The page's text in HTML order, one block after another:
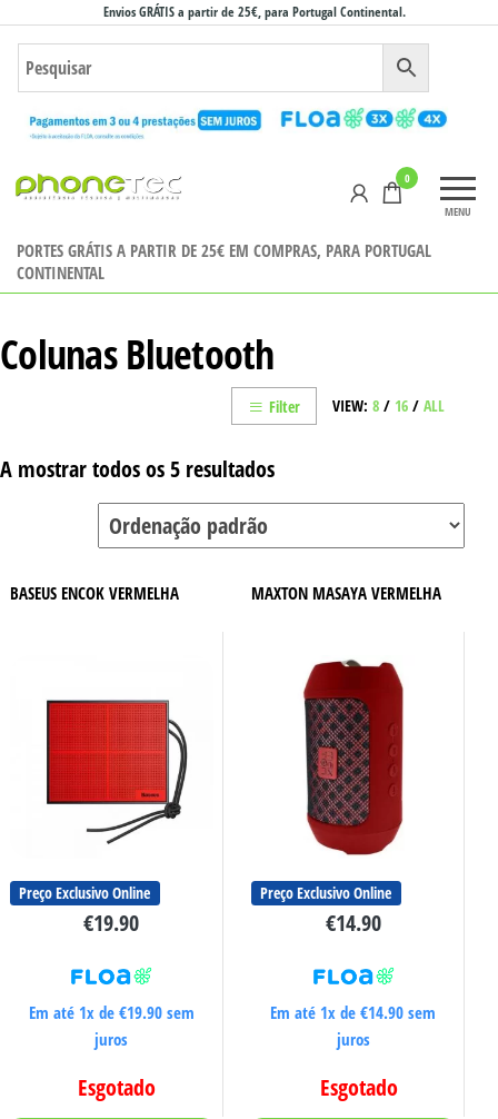
para
conteúdo
Envios GRÁTIS a partir de 25€, para Portugal Continental.
Online
MENU
0
PORTES GRÁTIS A PARTIR DE 25€ EM COMPRAS, PARA PORTUGAL
CONTINENTAL
Colunas Bluetooth
VIEW: 8 / 16 / ALL
Filter
A mostrar todos os 5 resultados
BASEUS ENCOK VERMELHA
Preço Exclusivo Online
€19.90
Em até 1x de €19.90sem
juros
Esgotado
MAXTON MASAYA VERMELHA
Preço Exclusivo Online
€14.90
Em até 1x de€14.90 sem
juros
Esgotado